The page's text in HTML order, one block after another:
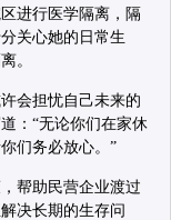
进行医学隔离，隔
关心她的日常生
。
会担忧自己未来的
：“无论你们在家休
们务必放心。”
帮助民营企业渡过
决长期的生存问